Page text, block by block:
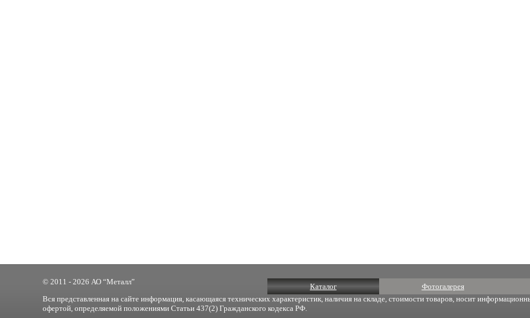
Каталог Фотогалерея
© 2011 - 2026 АО “Металл”
Вся представленная на сайте информация, касающаяся технических характеристик, наличия на складе, стоимости товаров, носит
офертой, определяемой положениями Статьи 437(2) Гражданского кодекса РФ.